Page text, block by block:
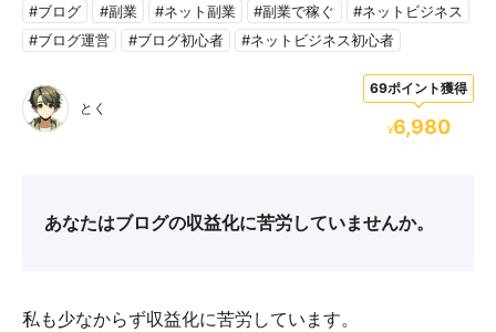
#ブログ #副業 #ネット副業 #副業で稼ぐ
#ネットビジネス
#ブログ運営
#ブログ初心者 #ネットビジネス初心者
69ポイント獲得
¥6,980
とく
あなたはブログの収益化に苦労していませんか。
私も少なからず収益化に苦労しています。